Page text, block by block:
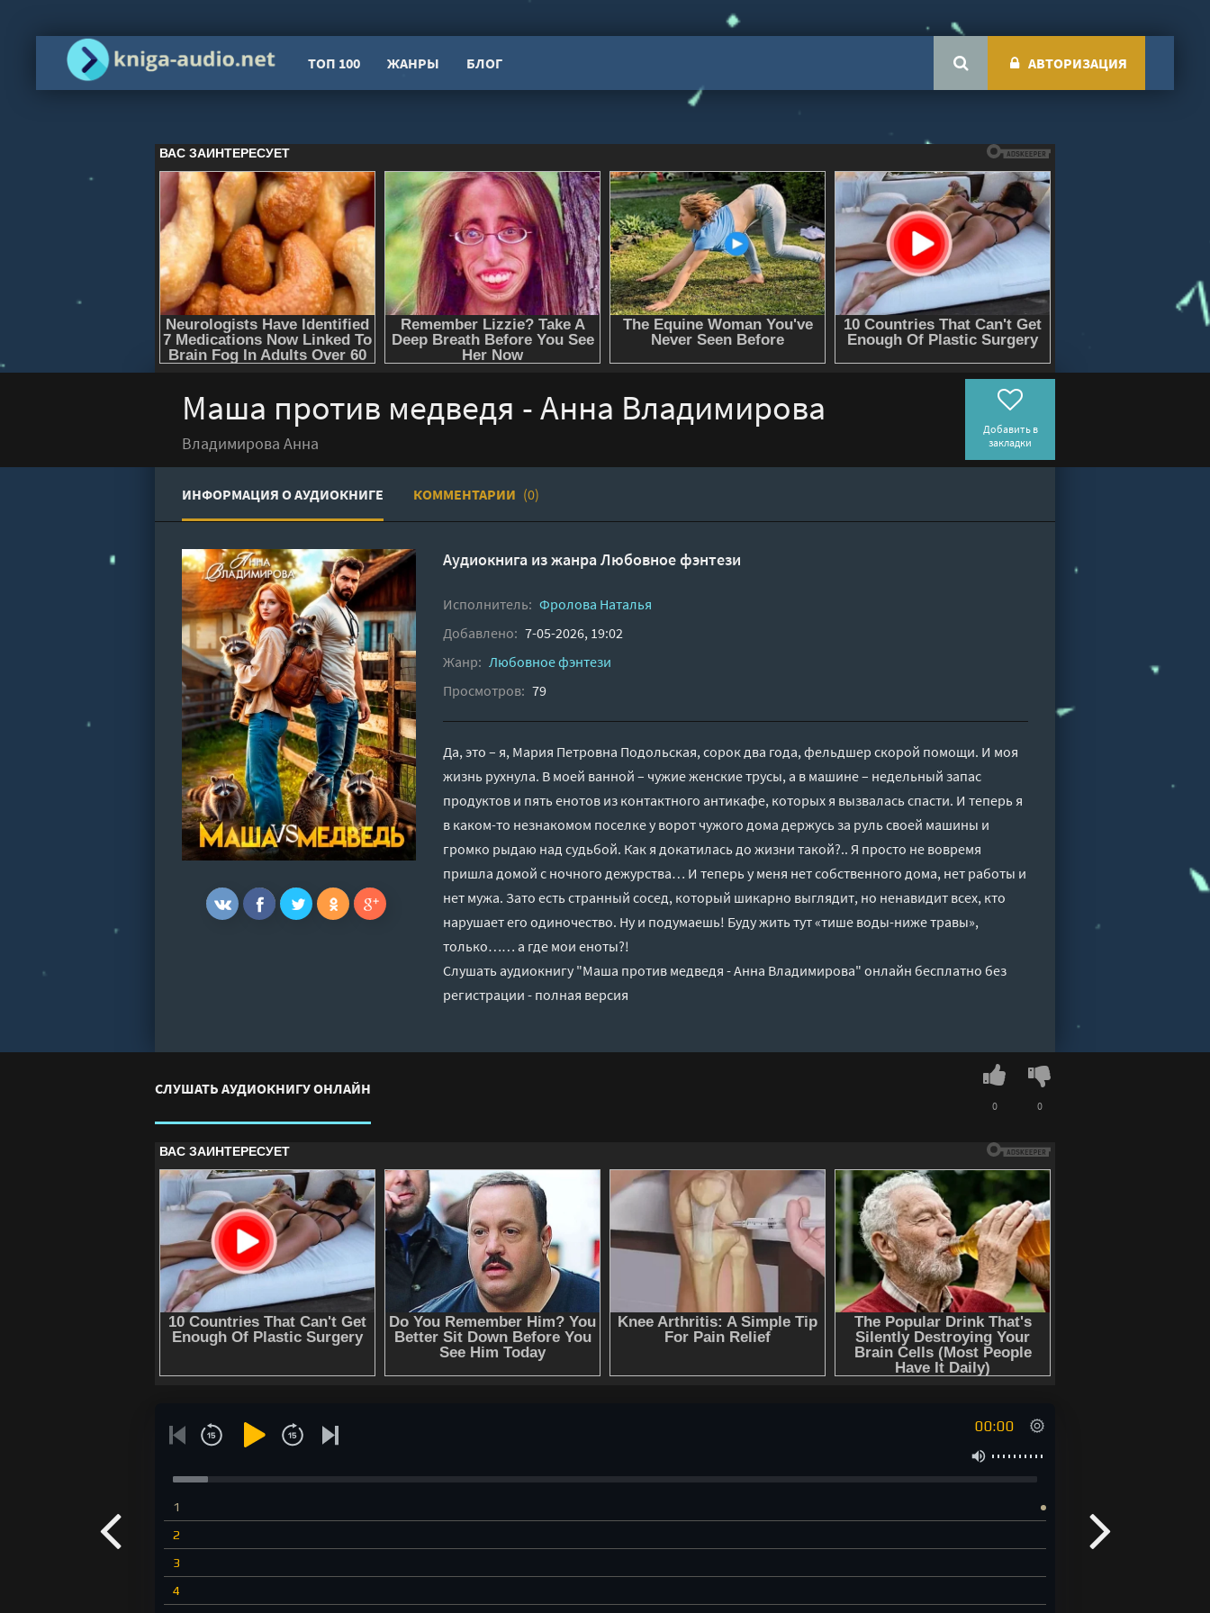
ТОП 100 ЖАНРЫ БЛОГ АВТОРИЗАЦИЯ
Маша против медведя - Анна Владимирова
Владимирова Анна
Добавить в
закладки
ИНФОРМАЦИЯ О АУДИОКНИГЕ КОММЕНТАРИИ (0)
Аудиокнига из жанраЛюбовное фэнтези
Исполнитель: Фролова Наталья
Добавлено: 7-05-2026, 19:02
Жанр: Любовное фэнтези
Просмотров: 79
Да, это – я, Мария Петровна Подольская, сорок два года, фельдшер скорой помощи. И моя
жизнь рухнула. В моей ванной – чужие женские трусы, а в машине – недельный запас
продуктов и пять енотов из контактного антикафе, которых я вызвалась спасти. И теперь я
в каком-то незнакомом поселке у ворот чужого дома держусь за руль своей машины и
громко рыдаю над судьбой. Как я докатилась до жизни такой?.. Я просто не вовремя
пришла домой с ночного дежурства… И теперь у меня нет собственного дома, нет работы и
нет мужа. Зато есть странный сосед, который шикарно выглядит, но ненавидит всех, кто
нарушает его одиночество. Ну и подумаешь! Буду жить тут «тише воды-ниже травы»,
только…… а где мои еноты?!
Слушать аудиокнигу "Маша против медведя - Анна Владимирова" онлайн бесплатно без
регистрации - полная версия
СЛУШАТЬ АУДИОКНИГУ ОНЛАЙН
0 0
00:00
1
2
3
4